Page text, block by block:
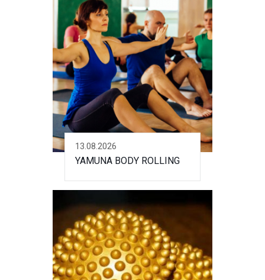
13.08.2026
YAMUNA BODY ROLLING